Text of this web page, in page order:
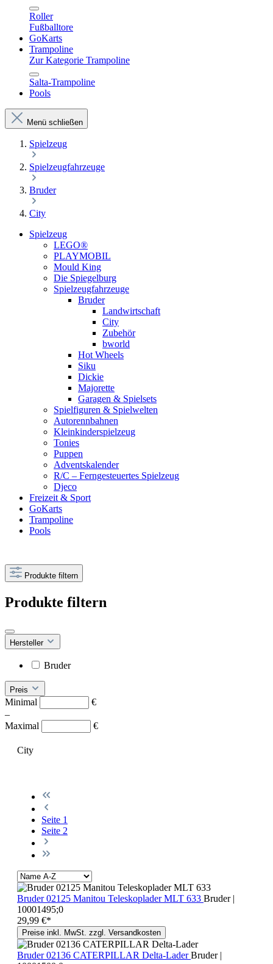
Roller
Fußballtore
GoKarts
Trampoline
Zur Kategorie Trampoline
Salta-Trampoline
Pools
Menü schließen
Spielzeug
Spielzeugfahrzeuge
Bruder
City
Spielzeug
LEGO®
PLAYMOBIL
Mould King
Die Spiegelburg
Spielzeugfahrzeuge
Bruder
Landwirtschaft
City
Zubehör
bworld
Hot Wheels
Siku
Dickie
Majorette
Garagen & Spielsets
Spielfiguren & Spielwelten
Autorennbahnen
Kleinkinderspielzeug
Tonies
Puppen
Adventskalender
R/C – Ferngesteuertes Spielzeug
Djeco
Freizeit & Sport
GoKarts
Trampoline
Pools
Produkte filtern
Produkte filtern
Hersteller
Bruder
Preis
Minimal
€
–
Maximal
€
City
Seite 1
Seite 2
Bruder 02125 Manitou Teleskoplader MLT 633 Bruder |
10001495;0
29,99 €*
Preise inkl. MwSt. zzgl. Versandkosten
Bruder 02136 CATERPILLAR Delta-LaderBruder |